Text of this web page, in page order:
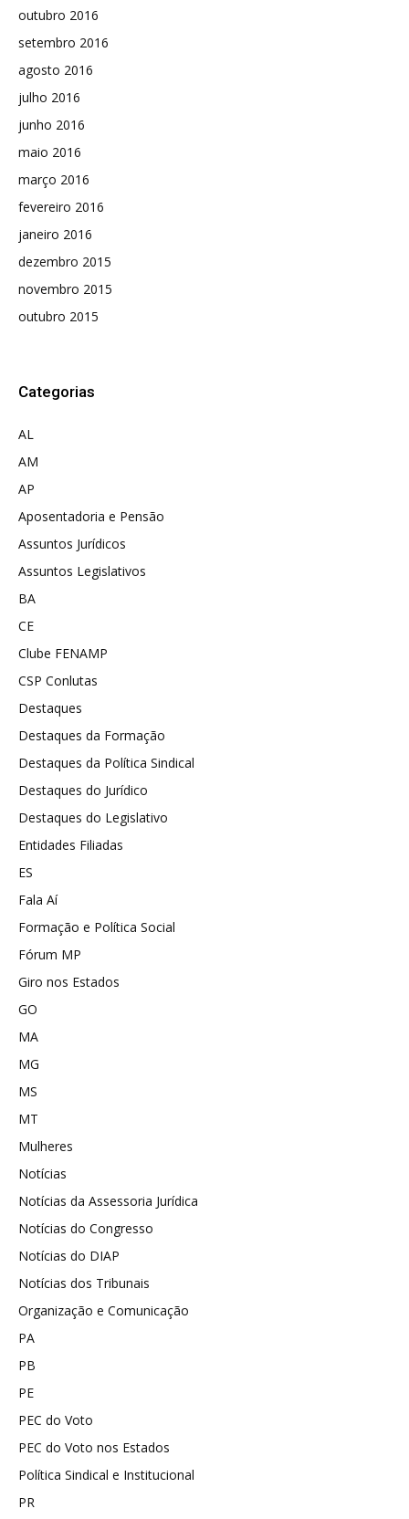
outubro 2016
setembro 2016
agosto 2016
julho 2016
junho 2016
maio 2016
março 2016
fevereiro 2016
janeiro 2016
dezembro 2015
novembro 2015
outubro 2015
Categorias
AL
AM
AP
Aposentadoria e Pensão
Assuntos Jurídicos
Assuntos Legislativos
BA
CE
Clube FENAMP
CSP Conlutas
Destaques
Destaques da Formação
Destaques da Política Sindical
Destaques do Jurídico
Destaques do Legislativo
Entidades Filiadas
ES
Fala Aí
Formação e Política Social
Fórum MP
Giro nos Estados
GO
MA
MG
MS
MT
Mulheres
Notícias
Notícias da Assessoria Jurídica
Notícias do Congresso
Notícias do DIAP
Notícias dos Tribunais
Organização e Comunicação
PA
PB
PE
PEC do Voto
PEC do Voto nos Estados
Política Sindical e Institucional
PR